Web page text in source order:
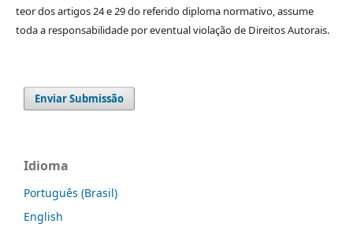
teor dos artigos 24 e 29 do referido diploma normativo, assume
toda a responsabilidade por eventual violação de Direitos Autorais.
Enviar Submissão
Idioma
Português (Brasil)
English